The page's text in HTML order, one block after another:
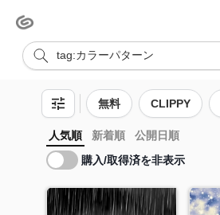
無料 CLIPPY
人気順 新着順
公開日順
購入/取得済を非表示